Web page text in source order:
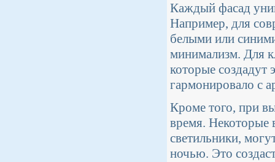
Каждый фасад
Например, для
белыми или
минимализм. Для
которые
гармонировало с
Кроме того, при
время. Некоторые
светильники,
ночью. Это